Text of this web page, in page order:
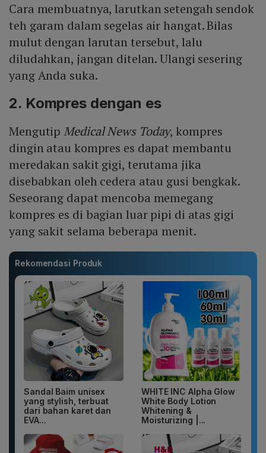
Cara membuatnya, larutkan setengah sendok
teh garam dalam segelas air hangat. Bilas
mulut dengan larutan tersebut, lalu
diludahkan, jangan ditelan. Ulangi sesering
yang Anda suka.
2. Kompres dengan es
Mengutip Medical News Today, kompres
dingin atau kompres es dapat membantu
meredakan sakit gigi, terutama jika
disebabkan oleh cedera atau gusi bengkak.
Seseorang dapat mencoba memegang
kompres es di bagian luar pipi di atas gigi
yang sakit selama beberapa menit.
Rekomendasi Produk
Sandal Baim unisex
yang stylish, terbuat
dari bahan karet dan
EVA...
WHITE INC Alpha Glow
White Body Lotion
Whitening &
Moisturizing |...